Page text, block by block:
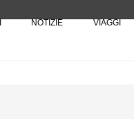
NOTIZIE VIAGGI